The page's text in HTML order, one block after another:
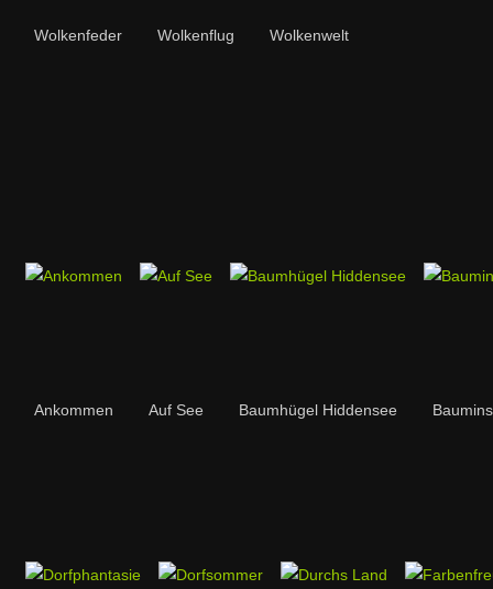
Wolkenfeder Wolkenflug Wolkenwelt
Ankommen Auf See Baumhügel Hiddensee